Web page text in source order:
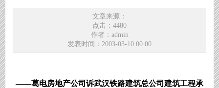
文章来源：
点击：4480
作者：admin
发表时间：2003-03-10 00:00
——葛电房地产公司诉武汉铁路建筑总公司建筑工程承